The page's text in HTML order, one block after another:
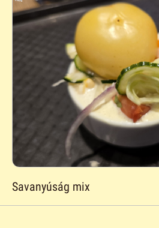
Savanyúság mix